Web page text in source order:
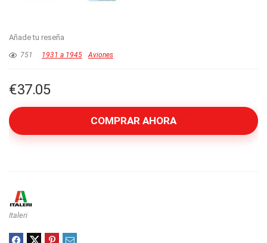
Añade tu reseña
751 1931 a 1945 Aviones
€37.05
COMPRAR AHORA
Italeri